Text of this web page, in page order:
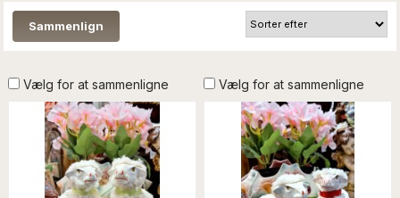
Vælg for at sammenligne Vælg for at sammenligne